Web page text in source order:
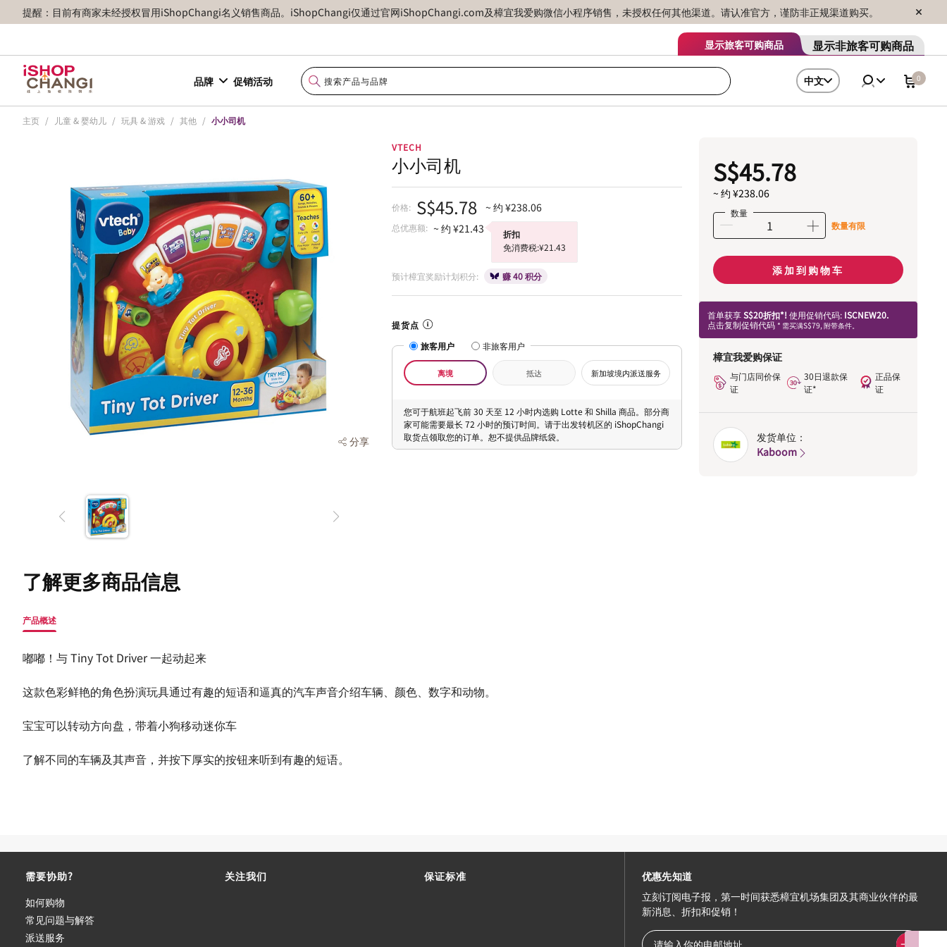
提醒：目前有商家未经授权冒用iShopChangi名义销售商品。iShopChangi仅通过官网iShopChangi.com及樟宜我爱购微信小程序销售，未授权任何其他渠道。请认准官方，谨防非正规渠道购买。
显示旅客可购商品 显示非旅客可购商品
品牌 促销活动 中文 0
主页 / 儿童 & 婴幼儿 / 玩具 & 游戏 / 其他 / 小小司机
分享
VTECH
小小司机
价格: S$45.78 ~ 约 ¥238.06
总优惠额: ~ 约 ¥21.43
折扣
免消费税:¥21.43
预计樟宜奖励计划积分: 赚 40 积分
提货点
旅客用户
非旅客用户
离境 抵达 新加坡境内派送服务
您可于航班起飞前 30 天至 12 小时内选购 Lotte 和 Shilla 商品。部分商
家可能需要最长 72 小时的预订时间。请于出发转机区的 iShopChangi
取货点领取您的订单。恕不提供品牌纸袋。
S$45.78
~ 约 ¥238.06
数量
数量有限
添加到购物车
首单获享S$20折扣*! 使用促销代码: ISCNEW20.
点击复制促销代码 * 需买满S$79, 附带条件。
樟宜我爱购保证
与门店同价保
证
30日退款保
证*
正品保
证
发货单位：
Kaboom
了解更多商品信息
产品概述
嘟嘟！与 Tiny Tot Driver 一起动起来
这款色彩鲜艳的角色扮演玩具通过有趣的短语和逼真的汽车声音介绍车辆、颜色、数字和动物。
宝宝可以转动方向盘，带着小狗移动迷你车
了解不同的车辆及其声音，并按下厚实的按钮来听到有趣的短语。
需要协助?
如何购物
常见问题与解答
派送服务
关注我们 保证标准
优惠先知道
立刻订阅电子报，第一时间获悉樟宜机场集团及其商业伙伴的最
新消息、折扣和促销！